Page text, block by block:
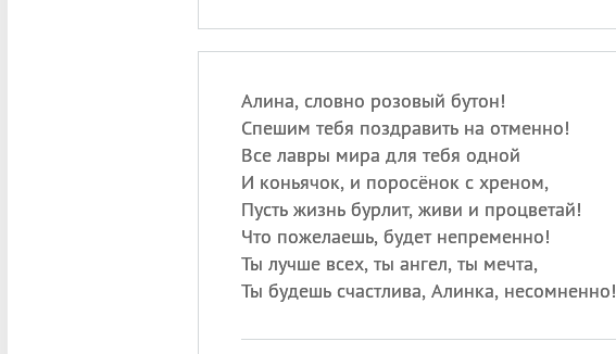
Алина, словно розовый бутон!
Спешим тебя поздравить на отменно!
Все лавры мира для тебя одной
И коньячок, и поросёнок с хреном,
Пусть жизнь бурлит, живи и процветай!
Что пожелаешь, будет непременно!
Ты лучше всех, ты ангел, ты мечта,
Ты будешь счастлива, Алинка, несомненно!